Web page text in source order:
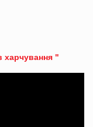
харчування "